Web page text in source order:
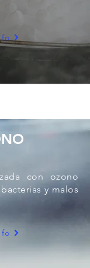
con ozono
y malos